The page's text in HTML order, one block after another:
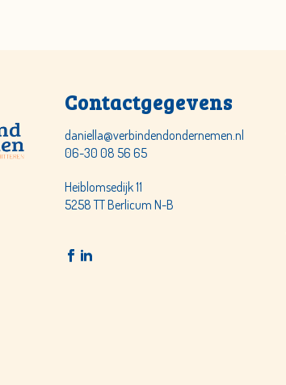
Contactgegevens
daniella@verbindendondernemen.nl
06-30 08 56 65
Heiblomsedijk 11
5258 TT Berlicum N-B